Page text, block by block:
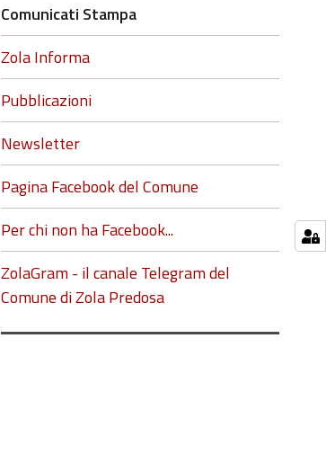
Comunicati Stampa
Zola Informa
Pubblicazioni
Newsletter
Pagina Facebook del Comune
Per chi non ha Facebook...
ZolaGram - il canale Telegram del
Comune di Zola Predosa